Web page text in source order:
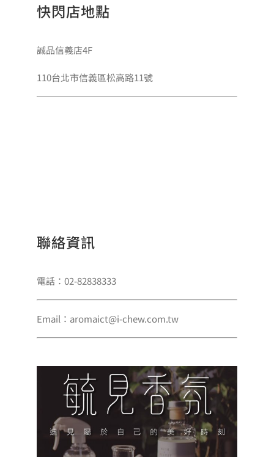
快閃店地點
誠品信義店4F
110台北市信義區松高路11號
聯絡資訊
電話：02-82838333
Email：aromaict@i-chew.com.tw